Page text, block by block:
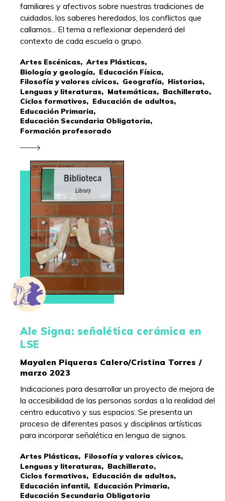
familiares y afectivos sobre nuestras tradiciones de
cuidados, los saberes heredados, los conflictos que
callamos... El tema a reflexionar dependerá del
contexto de cada escuela o grupo.
Artes Escénicas, Artes Plásticas,
Biología y geología, Educación Física,
Filosofía y valores cívicos, Geografía, Historias,
Lenguas y literaturas, Matemáticas, Bachillerato,
Ciclos formativos, Educación de adultos,
Educación Primaria,
Educación Secundaria Obligatoria,
Formación profesorado
Ale Signa: señalética cerámica en
LSE
Mayalen Piqueras Calero/Cristina Torres /
marzo 2023
Indicaciones para desarrollar un proyecto de mejora de
la accesibilidad de las personas sordas a la realidad del
centro educativo y sus espacios. Se presenta un
proceso de diferentes pasos y disciplinas artísticas
para incorporar señalética en lengua de signos.
Artes Plásticas, Filosofía y valores cívicos,
Lenguas y literaturas, Bachillerato,
Ciclos formativos, Educación de adultos,
Educación infantil, Educación Primaria,
Educación Secundaria Obligatoria